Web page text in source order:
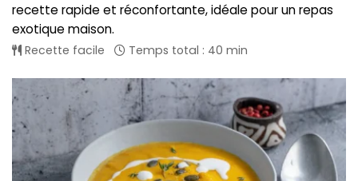
recette rapide et réconfortante, idéale pour un repas
exotique maison.
Recette facile Temps total : 40 min